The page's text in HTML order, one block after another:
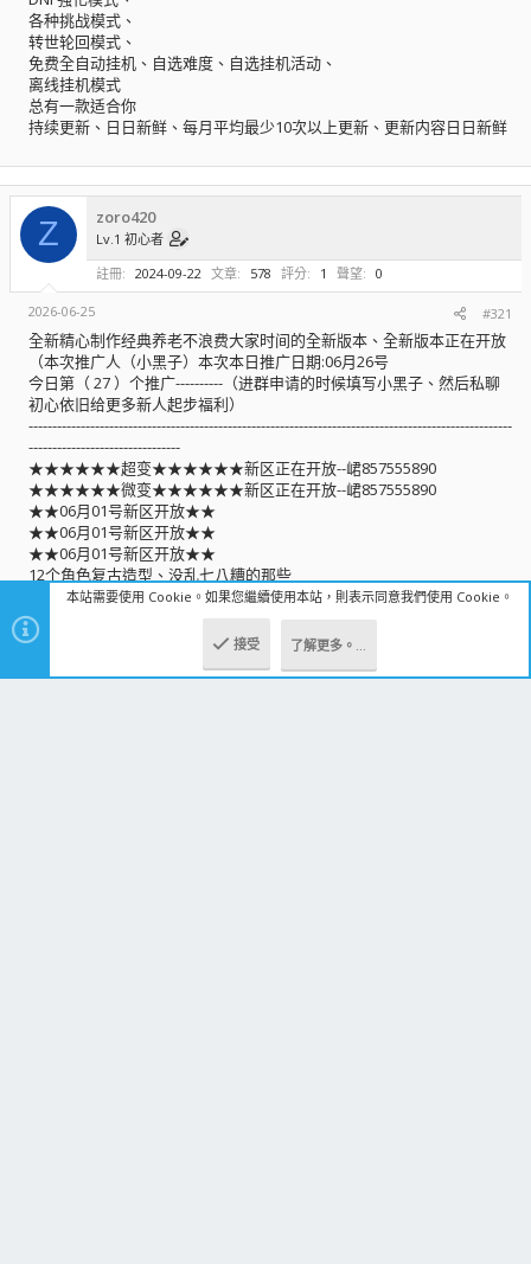
各种挑战模式、
转世轮回模式、
免费全自动挂机、自选难度、自选挂机活动、
离线挂机模式
总有一款适合你
持续更新、日日新鲜、每月平均最少10次以上更新、更新内容日日新鲜
Z zoro420
Lv.1 初心者
註冊
2024-09-22 文章 578 評分 1 聲望 0
2026-06-25 #321
全新精心制作经典养老不浪费大家时间的全新版本、全新版本正在开放
（本次推广人（小黑子）本次本日推广日期:06月26号
今日第（ 27 ）个推广----------（进群申请的时候填写小黑子、然后私聊
初心依旧给更多新人起步福利）
------------------------------------------------------------------------------------------------------
--------------------------------
★★★★★★超变★★★★★★新区正在开放--峮857555890
★★★★★★微变★★★★★★新区正在开放--峮857555890
★★06月01号新区开放★★
★★06月01号新区开放★★
★★06月01号新区开放★★
12个角色复古造型、没乱七八糟的那些
如果不是长期玩的。不要进了。理解游戏都得2天、找不到传奇的那种
快感
单开模式
召唤英雄协助挖矿
本站需要使用 Cookie。如果您繼續使用本站，則表示同意我們使用 Cookie。
接受 了解更多。…